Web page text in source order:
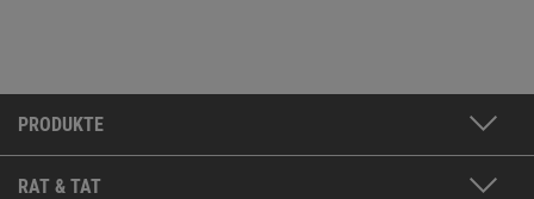
PRODUKTE
RAT & TAT